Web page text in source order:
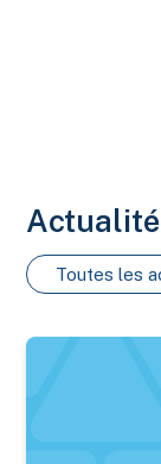
Toutes les
Nouveau bilan